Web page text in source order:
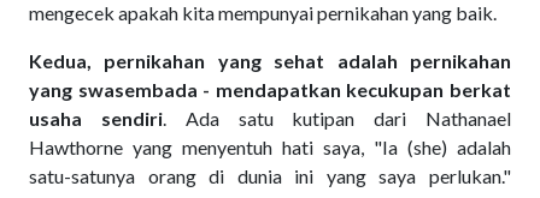
mengecek apakah kita mempunyai pernikahan yang baik.
Kedua, pernikahan yang sehat adalah pernikahan
yang swasembada - mendapatkan kecukupan berkat
usaha sendiri. Ada satu kutipan dari Nathanael
Hawthorne yang menyentuh hati saya, "Ia (she) adalah
satu-satunya orang di dunia ini yang saya perlukan."